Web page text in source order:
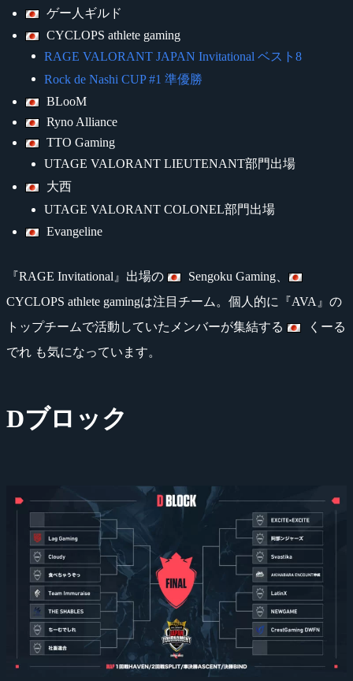
ゲー人ギルド
CYCLOPS athlete gaming
RAGE VALORANT JAPAN Invitational ベスト8
Rock de Nashi CUP #1 準優勝
BLooM
Ryno Alliance
TTO Gaming
UTAGE VALORANT LIEUTENANT部門出場
大西
UTAGE VALORANT COLONEL部門出場
Evangeline
『RAGE Invitational』出場の
Sengoku Gaming、
CYCLOPS athlete gamingは注目チーム。個人的に『AVA』の
トップチームで活動していたメンバーが集結する
くーる
でれ も気になっています。
Dブロック